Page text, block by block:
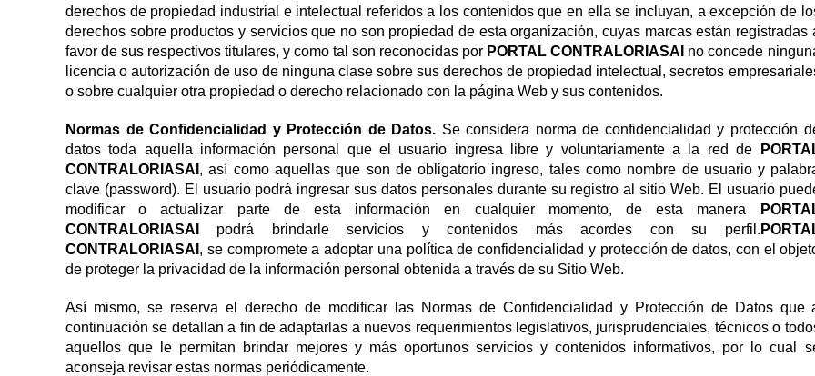
derechos de propiedad industrial e intelectual referidos a los contenidos que en ella se incluyan, a excepción de
derechos sobre productos y servicios que no son propiedad de esta organización, cuyas marcas están registradas
favor de sus respectivos titulares, y como tal son reconocidas por PORTAL CONTRALORIASAI no concede
licencia o autorización de uso de ninguna clase sobre sus derechos de propiedad intelectual, secretos
o sobre cualquier otra propiedad o derecho relacionado con la página Web y sus contenidos.
Normas de Confidencialidad y Protección de Datos. Se considera norma de confidencialidad y protección
datos toda aquella información personal que el usuario ingresa libre y voluntariamente a la red de
CONTRALORIASAI , así como aquellas que son de obligatorio ingreso, tales como nombre de usuario y
clave (password). El usuario podrá ingresar sus datos personales durante su registro al sitio Web. El usuario
modificar o actualizar parte de esta información en cualquier momento, de esta manera
CONTRALORIASAI podrá brindarle servicios y contenidos más acordes con su perfil.
CONTRALORIASAI , se compromete a adoptar una política de confidencialidad y protección de datos, con el
de proteger la privacidad de la información personal obtenida a través de su Sitio Web.
Así mismo, se reserva el derecho de modificar las Normas de Confidencialidad y Protección de Datos que
continuación se detallan a fin de adaptarlas a nuevos requerimientos legislativos, jurisprudenciales, técnicos o
aquellos que le permitan brindar mejores y más oportunos servicios y contenidos informativos, por lo cual
aconseja revisar estas normas periódicamente.